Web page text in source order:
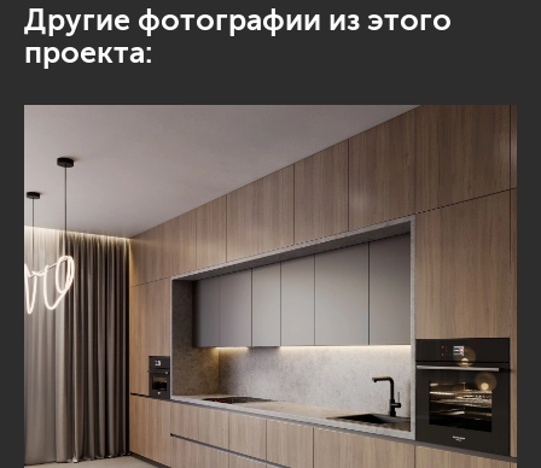
Другие фотографии из этого
проекта: